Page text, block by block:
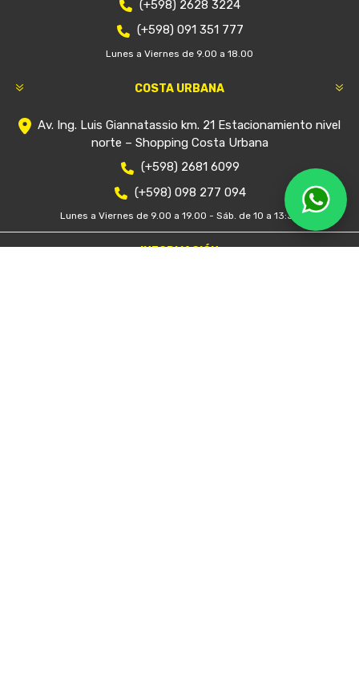
(+598) 2628 3224
(+598) 091 351 777
Lunes a Viernes de 9.00 a 18.00
COSTA URBANA
Av. Ing. Luis Giannatassio km. 21 Estacionamiento nivel
norte – Shopping Costa Urbana
(+598) 2681 6099
(+598) 098 277 094
Lunes a Viernes de 9.00 a 19.00 - Sáb. de 10 a 13:30
INFORMACIÓN